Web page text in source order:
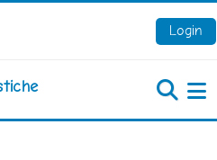
Login